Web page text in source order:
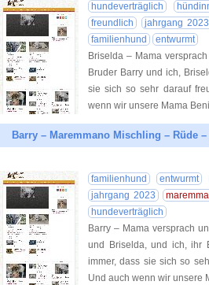
hundeverträglich
freundlich
jahrgang 2023
familienhund
entwurmt
Briselda – Mama
Bruder Barry und ich,
sie sich so sehr darauf
wenn wir unsere Mama
Barry – Maremmano Mischling – Rüde
familienhund entwurmt
jahrgang 2023
hundeverträglich
Barry – Mama versprach
und Briselda, und ich, ihr
immer, dass sie sich so
Und auch wenn wir unsere